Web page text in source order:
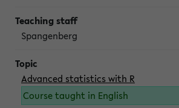
Spangenberg
Advanced statistics with R
Course taught in English